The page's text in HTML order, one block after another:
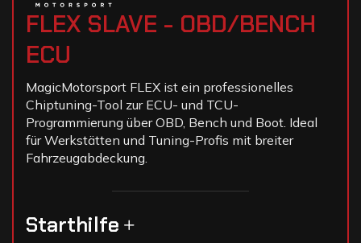
FLEX SLAVE - OBD/BENCH
ECU
MagicMotorsport FLEX ist ein professionelles
Chiptuning-Tool zur ECU- und TCU-
Programmierung über OBD, Bench und Boot. Ideal
für Werkstätten und Tuning-Profis mit breiter
Fahrzeugabdeckung.
Starthilfe